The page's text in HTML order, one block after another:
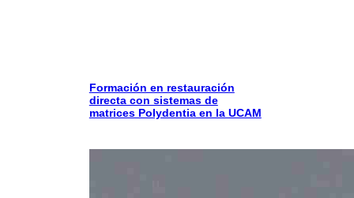
Formación en restauración
directa con sistemas de
matrices Polydentia en la UCAM